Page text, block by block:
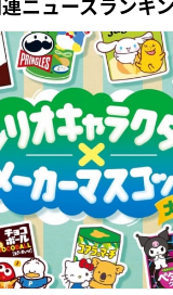
ニュースランキ